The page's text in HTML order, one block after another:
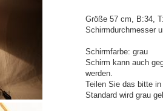
Größe 57 cm, B:34,
Schirmdurchmesser
Schirmfarbe: grau
Schirm kann auch
werden.
Teilen Sie das bitte
Standard wird grau